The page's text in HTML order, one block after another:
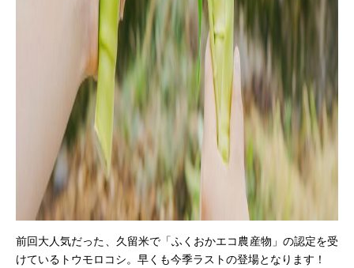
前回大人気だった、久留米で「ふくおかエコ農産物」の認定を受
けているトウモロコシ。早くも今季ラストの登場となります！